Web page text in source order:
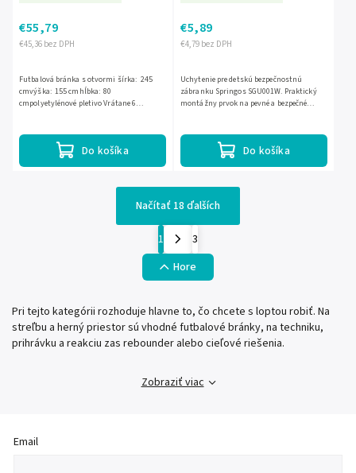
€45,36 bez DPH
€55,79
Do košíka
Futbalová bránka s otvormi šírka: 245
cmvýška: 155 cmhĺbka: 80
cmpolyetylénové pletivo Vrátane 6
€4,79 bez DPH
€5,89
Do košíka
Uchytenie pre detskú bezpečnostnú
zábranku Springos SGU001W. Praktický
montážny prvok na pevné a bezpečné
Načítať 18 ďalších
1
3
Hore
Pri tejto kategórii rozhoduje hlavne to, čo chcete s loptou robiť. Na
streľbu a herný priestor sú vhodné futbalové bránky, na techniku,
prihrávku a reakciu zas rebounder alebo cieľové riešenia.
Zobraziť viac
Email